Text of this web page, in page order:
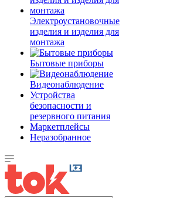
Электроустановочные
изделия и изделия для
монтажа
Бытовые приборы
Видеонаблюдение
Устройства
безопасности и
резервного питания
Маркетплейсы
Неразобранное